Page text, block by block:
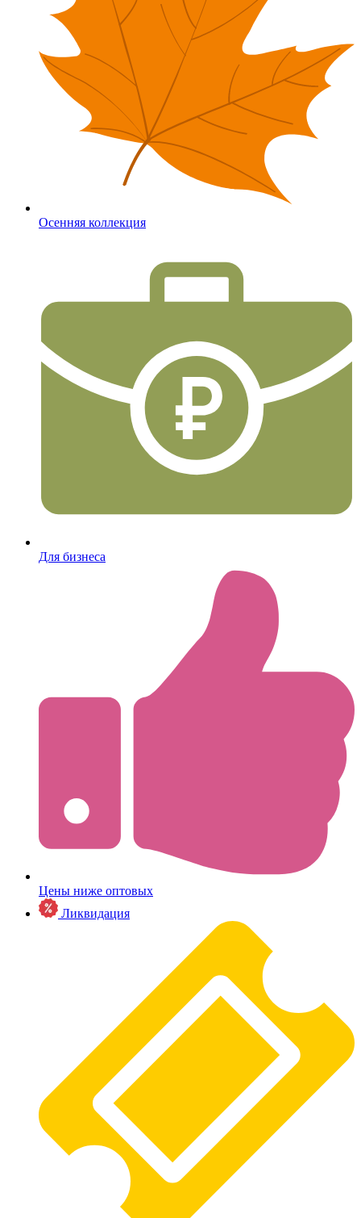
Осенняя коллекция
Для бизнеса
Цены ниже оптовых
Ликвидация